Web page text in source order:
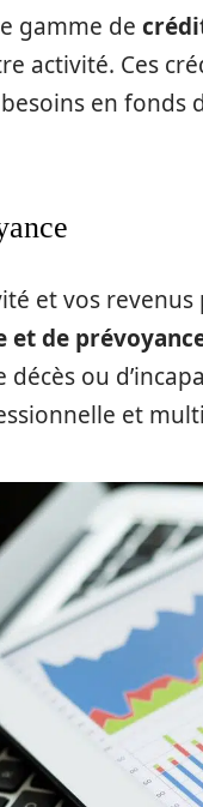
gamme de
activité. Ces
en
et vos
et de
décès ou
et